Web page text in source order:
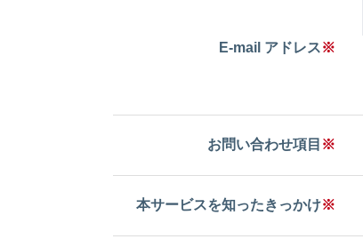
E-mail アドレス※
お問い合わせ項目 ※
本サービスを知ったきっかけ※